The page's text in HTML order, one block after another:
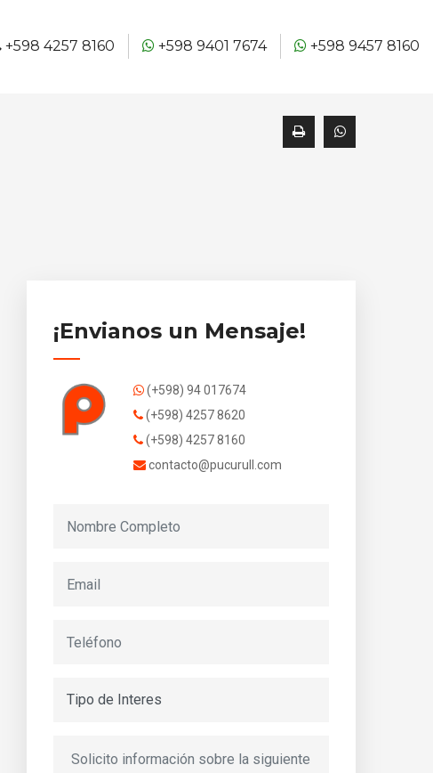
+598 4257 8160 +598 9401 7674 +598 9457 8160
¡Envianos un Mensaje!
(+598) 94 017674
(+598) 4257 8620
(+598) 4257 8160
contacto@pucurull.com